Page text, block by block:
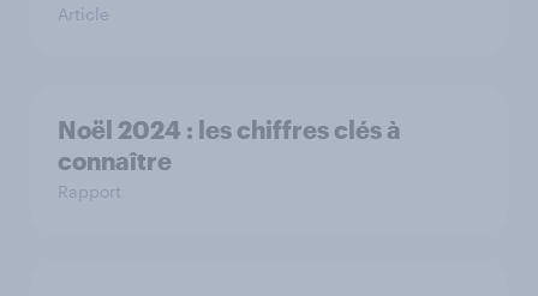
Article
Noël 2024 : les chiffres clés à
connaître
Rapport